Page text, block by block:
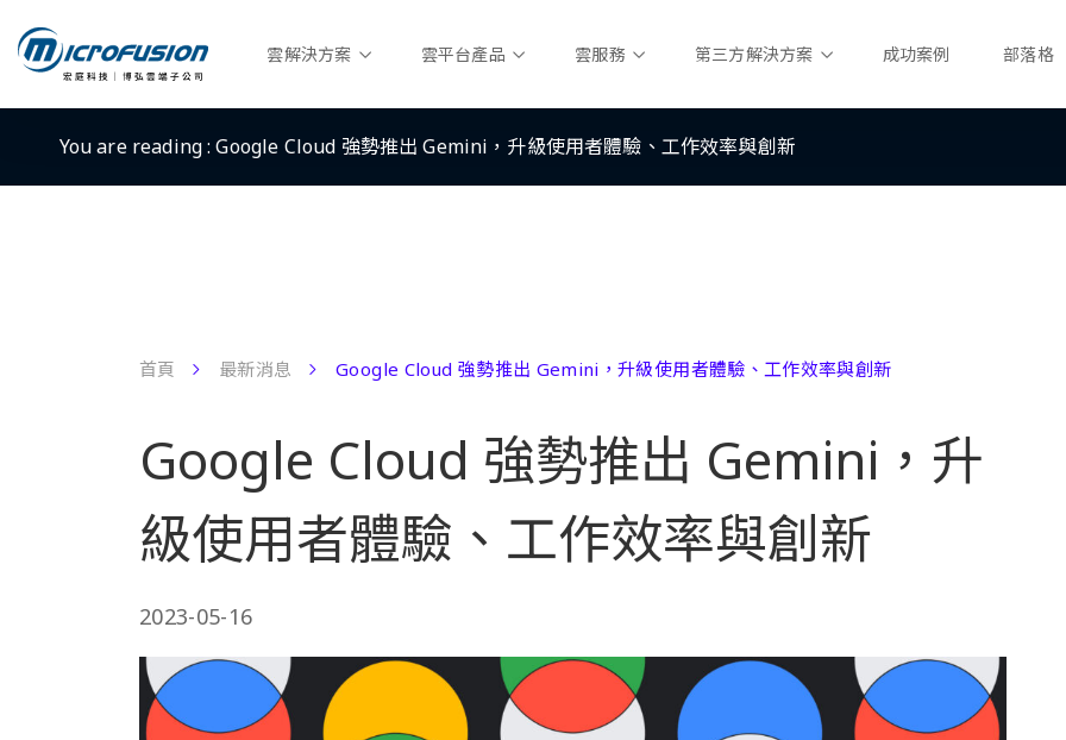
雲解決方案 雲平台產品 雲服務 第三方解決方案 成功案例 部落格
You are reading :Google Cloud 強勢推出 Gemini，升級使用者體驗、工作效率與創新
首頁 最新消息 Google Cloud 強勢推出 Gemini，升級使用者體驗、工作效率與創新
Google Cloud 強勢推出 Gemini，升
級使用者體驗、工作效率與創新
2023-05-16